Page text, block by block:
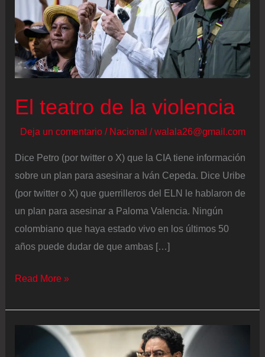
El teatro de la violencia
Deja un comentario / Nacional /walala26@gmail.com
Dice Petro (por twitter o X) que la CIA tiene información
sobre un plan para asesinar a Iván Cepeda. Dice Uribe
(por twitter o X) que guerrilleros del ELN le hablaron de
un plan para asesinar a Paloma Valencia. Ningún
colombiano que haya estado vivo en los últimos 50
años puede dudar de que ambas […]
El
de
Read More »